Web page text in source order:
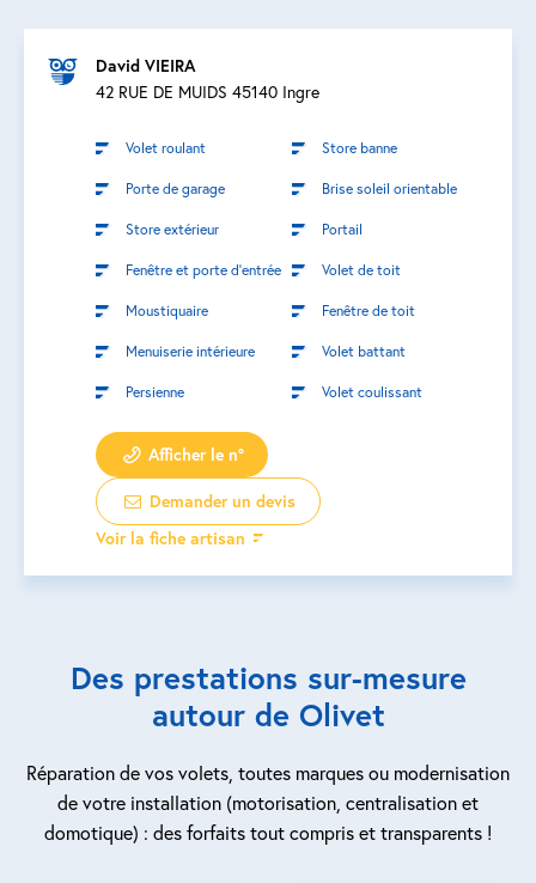
David VIEIRA
42 RUE DE MUIDS 45140 Ingre
Volet roulant Store banne
Porte de garage Brise soleil orientable
Store extérieur Portail
Fenêtre et porte d’entrée Volet de toit
Moustiquaire Fenêtre de toit
Menuiserie intérieure Volet battant
Persienne Volet coulissant
Afficher le n°
Demander un devis
Voir la fiche artisan
Des prestations sur-mesure
autour de Olivet
Réparation de vos volets, toutes marques ou modernisation
de votre installation (motorisation, centralisation et
domotique) : des forfaits tout compris et transparents !